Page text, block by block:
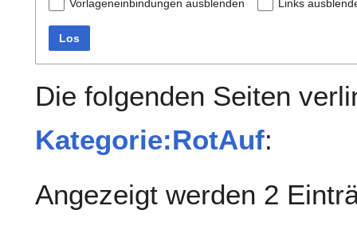
Vorlageneinbindungen ausblenden Links
Los
Die folgenden Seiten
Kategorie:RotAuf:
Angezeigt werden 2